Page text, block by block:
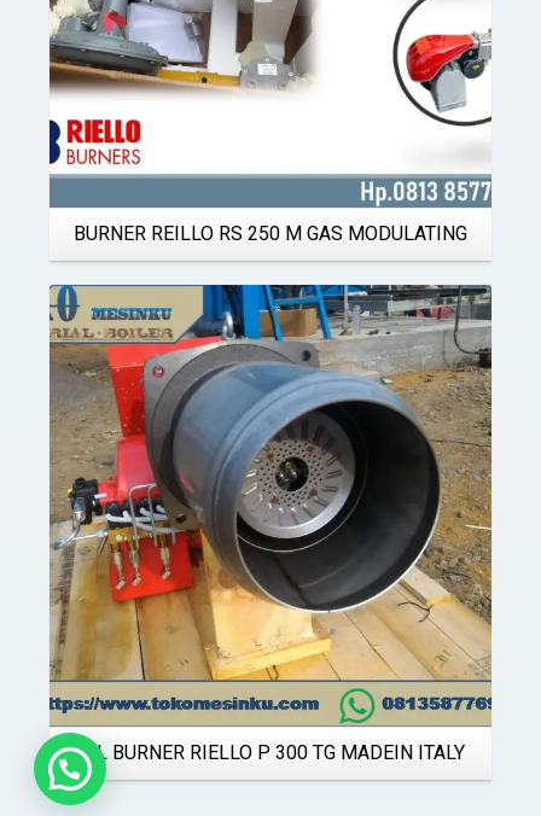
BURNER REILLO RS 250 M GAS MODULATING
Details
OIL BURNER RIELLO P 300 TG MADEIN ITALY